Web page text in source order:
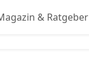
& Ratgeber